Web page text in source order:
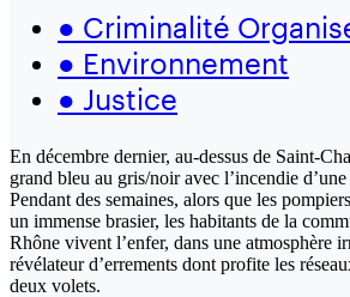
● Criminalité
● Environnement
● Justice
En décembre dernier, au-dessus de Saint-
grand bleu au gris/noir avec l’incendie
Pendant des semaines, alors que les
un immense brasier, les habitants de la
Rhône vivent l’enfer, dans une atmosphère
révélateur d’errements dont profite les
deux volets.